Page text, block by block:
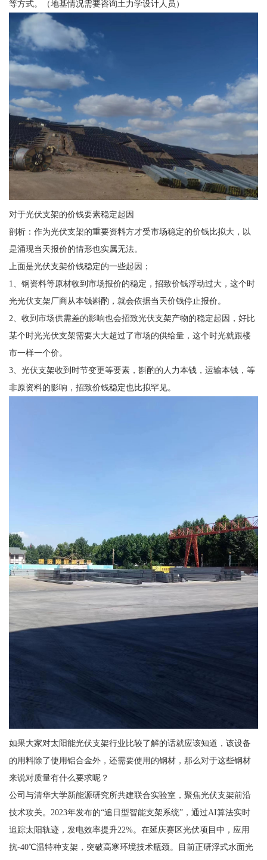
等方式。（地基情况需要咨询土力学设计人员）
对于光伏支架的价钱要素稳定起因
剖析：作为光伏支架的重要资料方才受市场稳定的价钱比拟大，以
是涌现当天报价的情形也实属无法。
上面是光伏支架价钱稳定的一些起因；
1、钢资料等原材收到市场报价的稳定，招致价钱浮动过大，这个时
光光伏支架厂商从本钱斟酌，就会依据当天价钱停止报价。
2、收到市场供需差的影响也会招致光伏支架产物的稳定起因，好比
某个时光光伏支架需要大大超过了市场的供给量，这个时光就跟楼
市一样一个价。
3、光伏支架收到时节变更等要素，斟酌的人力本钱，运输本钱，等
非原资料的影响，招致价钱稳定也比拟罕见。
如果大家对太阳能光伏支架行业比较了解的话就应该知道，该设备
的用料除了使用铝合金外，还需要使用的钢材，那么对于这些钢材
来说对质量有什么要求呢？
公司与清华大学新能源研究所共建联合实验室，聚焦光伏支架前沿
技术攻关。2023年发布的“追日型智能支架系统”，通过AI算法实时
追踪太阳轨迹，发电效率提升22%。在延庆赛区光伏项目中，应用
抗-40℃温特种支架，突破高寒环境技术瓶颈。目前正研浮式水面光